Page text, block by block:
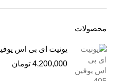
محصولات
یونیت ای بی اس یوفین 405 و
4,200,000 تومان